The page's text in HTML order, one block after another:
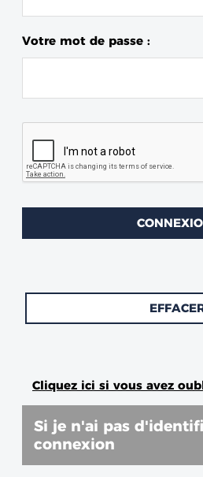
Votre mot de passe :
Si je n'ai pas
connexion